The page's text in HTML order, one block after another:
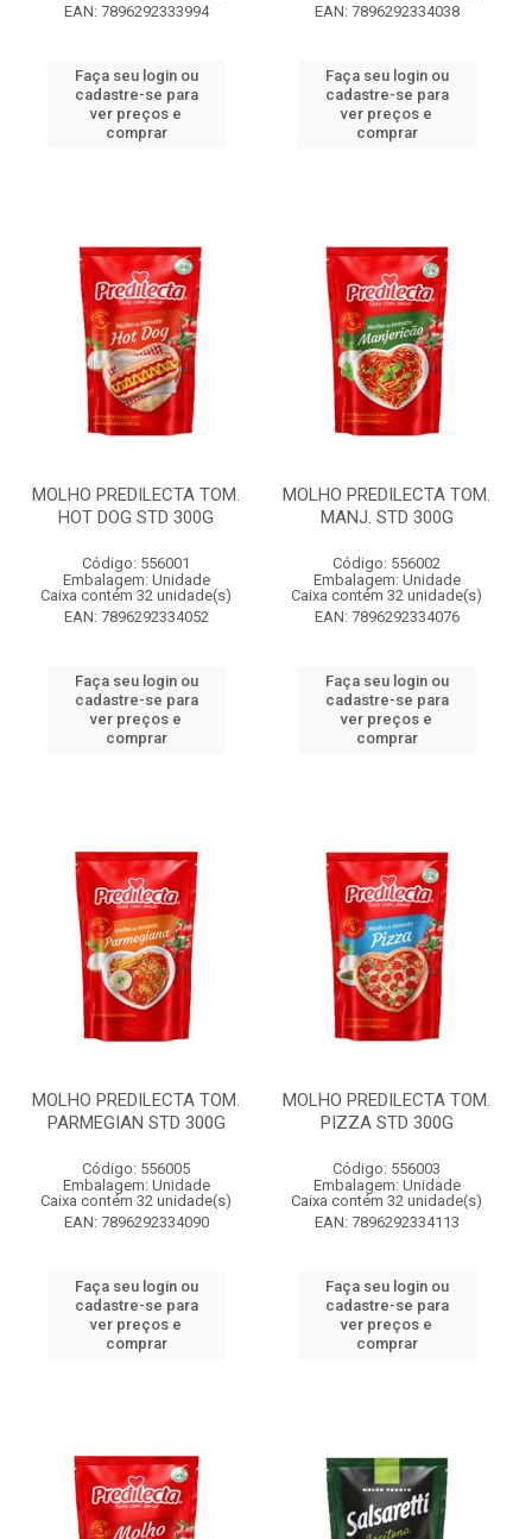
EAN: 7896292333994
Faça seu login ou
cadastre-se para
ver preços e
comprar
EAN: 7896292334038
Faça seu login ou
cadastre-se para
ver preços e
comprar
MOLHO PREDILECTA TOM.
HOT DOG STD 300G
Código: 556001
Embalagem: Unidade
Caixa contém 32 unidade(s)
EAN: 7896292334052
Faça seu login ou
cadastre-se para
ver preços e
comprar
MOLHO PREDILECTA TOM.
MANJ. STD 300G
Código: 556002
Embalagem: Unidade
Caixa contém 32 unidade(s)
EAN: 7896292334076
Faça seu login ou
cadastre-se para
ver preços e
comprar
MOLHO PREDILECTA TOM.
PARMEGIAN STD 300G
Código: 556005
Embalagem: Unidade
Caixa contém 32 unidade(s)
EAN: 7896292334090
Faça seu login ou
cadastre-se para
ver preços e
comprar
MOLHO PREDILECTA TOM.
PIZZA STD 300G
Código: 556003
Embalagem: Unidade
Caixa contém 32 unidade(s)
EAN: 7896292334113
Faça seu login ou
cadastre-se para
ver preços e
comprar